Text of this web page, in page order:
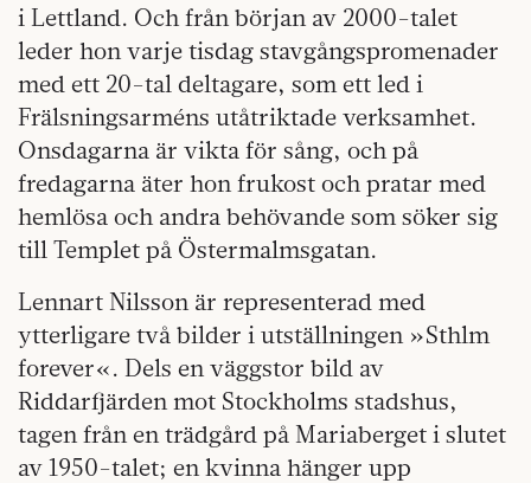
i Lettland. Och från början av 2000-talet
leder hon varje tisdag stavgångspromenader
med ett 20-tal deltagare, som ett led i
Frälsningsarméns utåtriktade verksamhet.
Onsdagarna är vikta för sång, och på
fredagarna äter hon frukost och pratar med
hemlösa och andra behövande som söker sig
till Templet på Östermalmsgatan.
Lennart Nilsson är representerad med
ytterligare två bilder i utställningen »Sthlm
forever«. Dels en väggstor bild av
Riddarfjärden mot Stockholms stadshus,
tagen från en trädgård på Mariaberget i slutet
av 1950-talet; en kvinna hänger upp